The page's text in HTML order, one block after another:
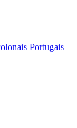
Portugais